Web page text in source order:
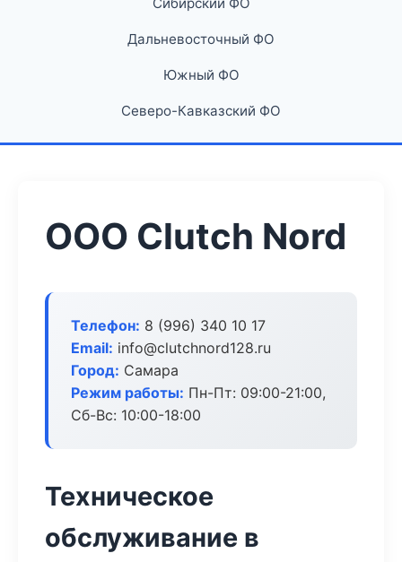
Дальневосточный ФО
Южный ФО
Северо-Кавказский ФО
ООО Clutch Nord
Телефон: 8 (996) 340 10 17
Email: info@clutchnord128.ru
Город: Самара
Режим работы: Пн-Пт: 09:00-21:00,
Сб-Вс: 10:00-18:00
Техническое
обслуживание в